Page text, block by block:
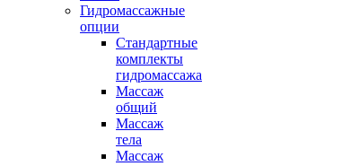
Гидромассажные
опции
Стандартные
комплекты
гидромассажа
Массаж
общий
Массаж
тела
Массаж